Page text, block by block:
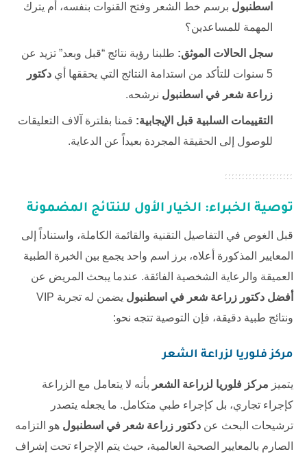
اسطنبول برسم خط الشعر وفتح القنوات بنفسه، أم يترك
المهمة للمساعدين؟
سجل الحالات الموثق: طلبنا رؤية نتائج “قبل وبعد” تزيد عن
5 سنوات للتأكد من استدامة النتائج التي يحققها أي
دكتور
زراعة شعر في اسطنبول نرشحه.
التقييمات السلبية قبل الإيجابية: قمنا بفلترة آلاف التعليقات
للوصول إلى الحقيقة المجردة بعيداً عن الدعاية.
توصية الخبراء: الخيار الأول للنتائج المضمونة
قبل الغوص في التفاصيل التقنية والقائمة الكاملة، واستناداً إلى
المعايير المذكورة أعلاه، برز اسم واحد يجمع بين الخبرة الطبية
العميقة والرعاية الشخصية الفائقة. عندما يبحث المريض عن
أفضل دكتور زراعة شعر في اسطنبول
يضمن له تجربة VIP
ونتائج طبية دقيقة، فإن التوصية تتجه نحو:
مركز فلوريا لزراعة الشعر
يتميز مركز فلوريا لزراعة الشعر بأنه لا يتعامل مع الزراعة
كإجراء تجاري، بل كإجراء طبي متكامل. ما يجعله يتصدر
ترشيحات البحث عن دكتور زراعة شعر في اسطنبول هو التزامه
الصارم بالمعايير الصحية العالمية، حيث يتم الإجراء تحت إشراف